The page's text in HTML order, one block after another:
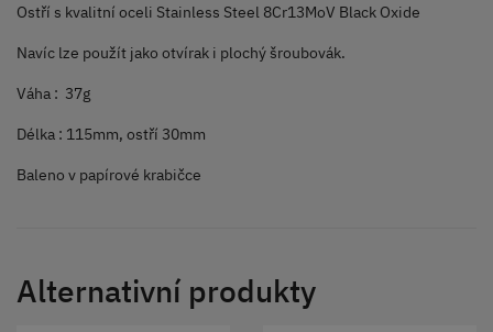
Ostří s kvalitní oceli Stainless Steel 8Cr13MoV Black Oxide
Navíc lze použít jako otvírak i plochý šroubovák.
Váha : 37g
Délka : 115mm, ostří 30mm
Baleno v papírové krabičce
Alternativní produkty